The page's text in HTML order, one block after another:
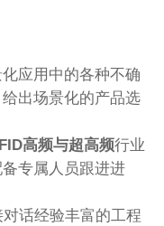
应用中的各种不确
出场景化的产品选
高频与超高频行业
专属人员跟进进
对话经验丰富的工程